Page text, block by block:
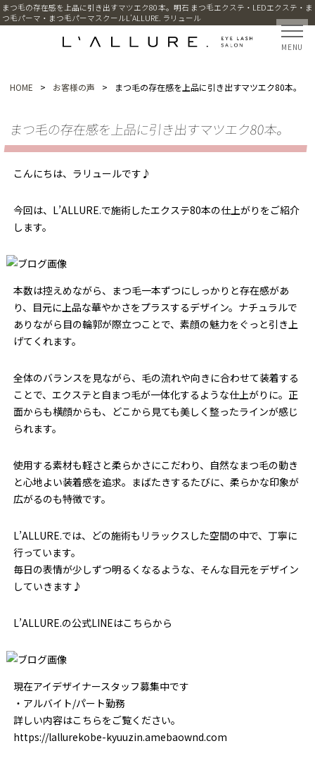
まつ毛の存在感を上品に引き出すマツエク80本。明石 まつ毛エクステ・LEDエクステ・ま
つ毛パーマ・まつ毛パーマスクールL’ALLURE. ラリュール
MENU
HOME > お客様の声 > まつ毛の存在感を上品に引き出すマツエク80本。
まつ毛の存在感を上品に引き出すマツエク80本。
こんにちは、ラリュールです♪
今回は、L’ALLURE.で施術したエクステ80本の仕上がりをご紹介
します。
本数は控えめながら、まつ毛一本ずつにしっかりと存在感があ
り、目元に上品な華やかさをプラスするデザイン。ナチュラルで
ありながら目の輪郭が際立つことで、素顔の魅力をぐっと引き上
げてくれます。
全体のバランスを見ながら、毛の流れや向きに合わせて装着する
ことで、エクステと自まつ毛が一体化するような仕上がりに。正
面からも横顔からも、どこから見ても美しく整ったラインが感じ
られます。
使用する素材も軽さと柔らかさにこだわり、自然なまつ毛の動き
と心地よい装着感を追求。まばたきするたびに、柔らかな印象が
広がるのも特徴です。
L’ALLURE.では、どの施術もリラックスした空間の中で、丁寧に
行っています。
毎日の表情が少しずつ明るくなるような、そんな目元をデザイン
していきます♪
L’ALLURE.の公式LINEはこちらから
現在アイデザイナースタッフ募集中です
・アルバイト/パート勤務
詳しい内容はこちらをご覧ください。
https://lallurekobe-kyuuzin.amebaownd.com